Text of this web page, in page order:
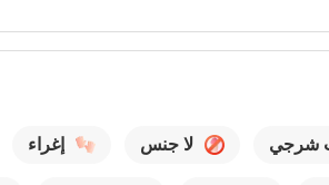
شرجي لا جنس إغراء